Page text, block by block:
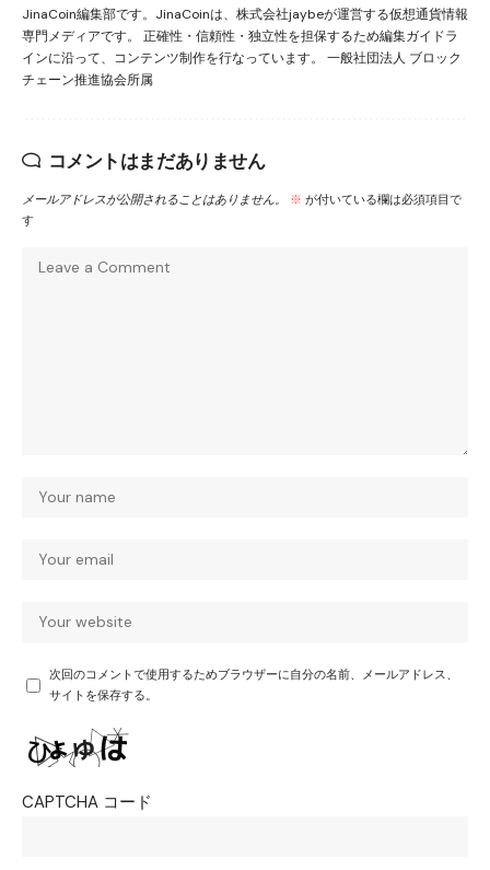
JinaCoin編集部です。JinaCoinは、株式会社jaybeが運営する仮想通貨情報
専門メディアです。 正確性・信頼性・独立性を担保するため編集ガイドラ
インに沿って、コンテンツ制作を行なっています。 一般社団法人 ブロック
チェーン推進協会所属
コメントはまだありません
メールアドレスが公開されることはありません。 ※ が付いている欄は必須項目で
す
次回のコメントで使用するためブラウザーに自分の名前、メールアドレス、
サイトを保存する。
CAPTCHA コード